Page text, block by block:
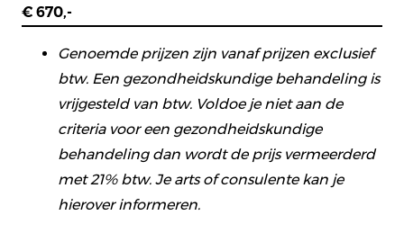
€ 670,-
Genoemde prijzen zijn vanaf prijzen exclusief
btw. Een gezondheidskundige behandeling is
vrijgesteld van btw. Voldoe je niet aan de
criteria voor een gezondheidskundige
behandeling dan wordt de prijs vermeerderd
met 21% btw. Je arts of consulente kan je
hierover informeren.